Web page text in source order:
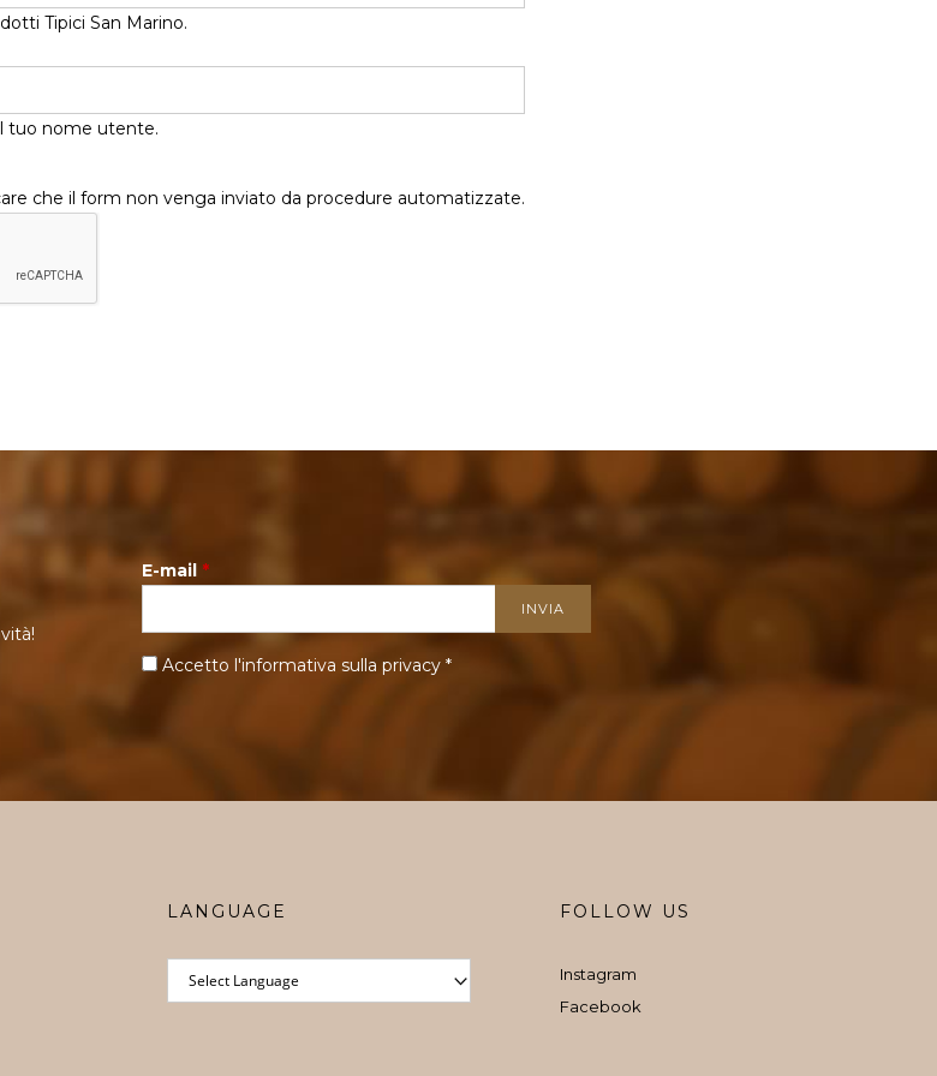
Tipici San Marino.
tuo nome utente.
che il form non venga inviato da procedure automatizzate.
E-mail *
Accetto l'informativa sulla privacy *
FOLLOW US
Instagram
Facebook
LANGUAGE